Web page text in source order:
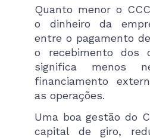
Quanto menor o
o dinheiro da
entre o pagamento
o recebimento dos
significa menos
financiamento
as operações.
Uma boa gestão do
capital de giro,